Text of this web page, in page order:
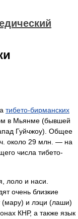
тибето-бирманских
в Мьянме (бывшей
Гуйчжоу). Общее
около 29 млн. — на
числа тибето-
лоло и наси.
очень близкие
(мару) и лэци (лаши)
КНР, а также язык